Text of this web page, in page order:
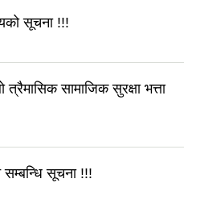
सूचना !!!
सामाजिक सुरक्षा भत्ता
सूचना !!!